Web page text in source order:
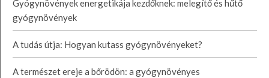
Gyógynövények energetikája kezdőknek: melegítő és hűtő
gyógynövények
A tudás útja: Hogyan kutass gyógynövényeket?
A természet ereje a bőrödön: a gyógynövényes